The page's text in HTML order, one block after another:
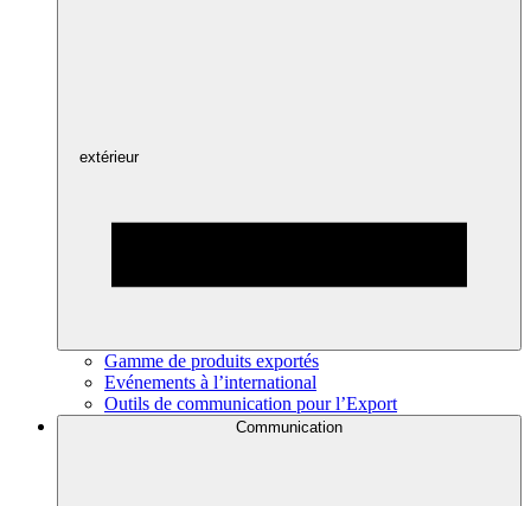
extérieur
Gamme de produits exportés
Evénements à l’international
Outils de communication pour l’Export
Communication